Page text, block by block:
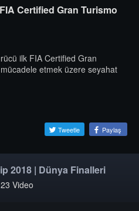
Certified Gran Turismo
ilk FIA Certified Gran
etmek üzere seyahat
Tweetle Paylaş
2018 | Dünya Finalleri
23 Video